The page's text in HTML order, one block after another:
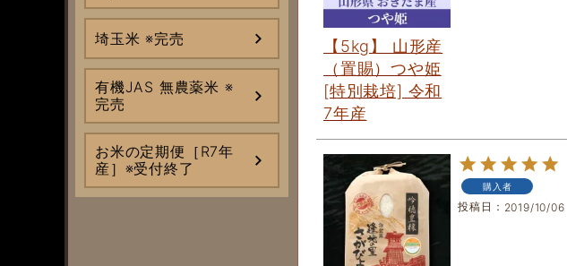
埼玉米 ※完売
有機JAS 無農薬米 ※
完売
お米の定期便［R7年
産］※受付終了
【5kg】 山形産
（置賜）つや姫
[特別栽培] 令和
7年産
購入者
投稿日 2019/10/06